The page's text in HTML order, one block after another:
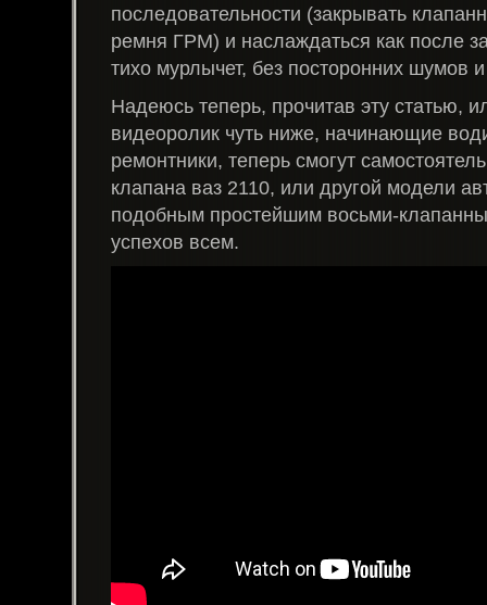
последовательности (закрывать
ремня ГРМ) и наслаждаться как после
тихо мурлычет, без посторонних шумов и
Надеюсь теперь, прочитав эту статью,
видеоролик чуть ниже, начинающие
ремонтники, теперь смогут
клапана ваз 2110, или другой модели
подобным простейшим восьми-
успехов всем.